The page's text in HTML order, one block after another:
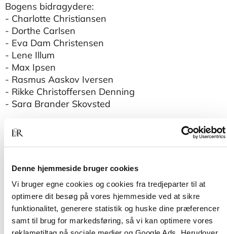
Denne hjemmeside bruger cookies
Vi bruger egne cookies og cookies fra tredjeparter til at
optimere dit besøg på vores hjemmeside ved at sikre
funktionalitet, generere statistik og huske dine præferencer
samt til brug for markedsføring, så vi kan optimere vores
Bogens bidragydere:
- Charlotte Christiansen
- Dorthe Carlsen
- Eva Dam Christensen
- Lene Illum
- Max Ipsen
- Rasmus Aaskov Iversen
- Rikke Christoffersen Denning
- Sara Brander Skovsted
Andre har også købt